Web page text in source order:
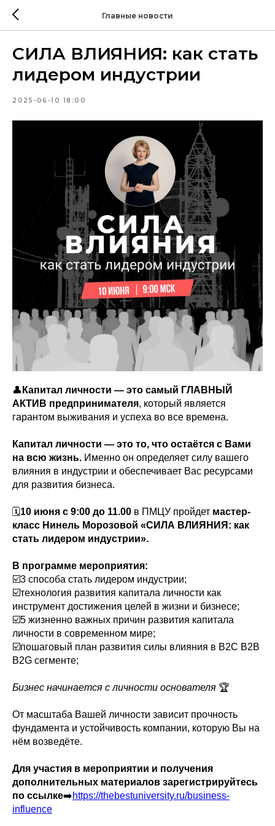
Главные новости
СИЛА ВЛИЯНИЯ: как стать
лидером индустрии
2025-06-10 18:00
👤 Капитал личности — это самый ГЛАВНЫЙ
АКТИВ предпринимателя, который является
гарантом выживания и успеха во все времена.
Капитал личности — это то, что остаётся с Вами
на всю жизнь. Именно он определяет силу вашего
влияния в индустрии и обеспечивает Вас ресурсами
для развития бизнеса.
🗓10 июня с 9:00 до 11.00 в ПМЦУ пройдет мастер-
класс Нинель Морозовой «СИЛА ВЛИЯНИЯ: как
стать лидером индустрии».
В программе мероприятия:
☑️3 способа стать лидером индустрии;
☑️технология развития капитала личности как
инструмент достижения целей в жизни и бизнесе;
☑️5 жизненно важных причин развития капитала
личности в современном мире;
☑️пошаговый план развития силы влияния в B2C B2B
B2G сегменте;
Бизнес начинается с личности основателя 🏆
От масштаба Вашей личности зависит прочность
фундамента и устойчивость компании, которую Вы на
нём возведёте.
Для участия в мероприятии и получения
дополнительных материалов зарегистрируйтесь
по ссылке➡️https://thebestuniversity.ru/business-
influence